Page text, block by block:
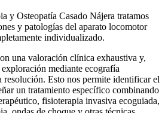
y Osteopatía Casado Nájera tratamos
y patologías del aparato locomotor
individualizado.
una valoración clínica exhaustiva y,
mediante ecografía
resolución. Esto nos permite identificar el
un tratamiento específico combinando
fisioterapia invasiva ecoguiada,